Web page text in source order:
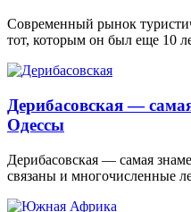
Современный рынок
тот, которым он был еще 10
Дерибасовская —
Одессы
Дерибасовская — самая
связаны и многочисленные